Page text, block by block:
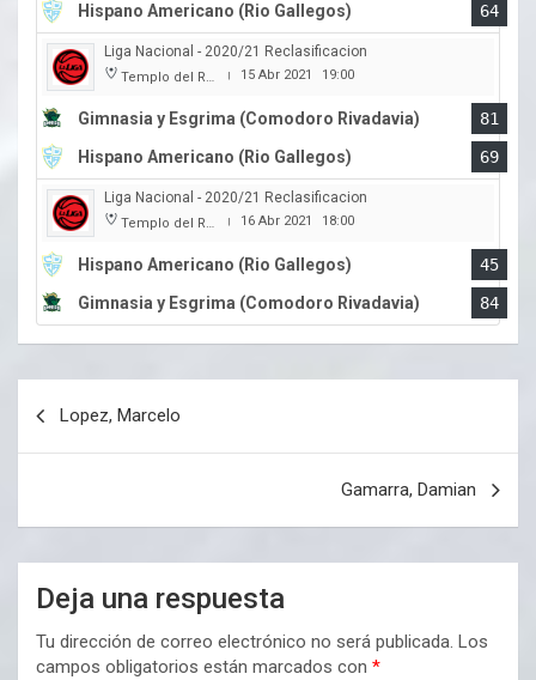
Hispano Americano (Rio Gallegos)
64
Liga Nacional - 2020/21 Reclasificacion
Templo del Rock | 15 Abr 2021 19:00
Gimnasia y Esgrima (Comodoro Rivadavia)
81
Hispano Americano (Rio Gallegos)
69
Liga Nacional - 2020/21 Reclasificacion
Templo del Rock | 16 Abr 2021 18:00
Hispano Americano (Rio Gallegos)
45
Gimnasia y Esgrima (Comodoro Rivadavia)
84
Lopez, Marcelo
Gamarra, Damian
Deja una respuesta
Tu dirección de correo electrónico no será publicada. Los
campos obligatorios están marcados con *